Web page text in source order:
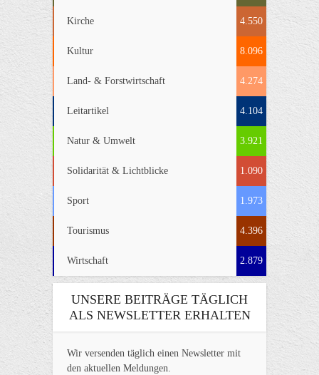
Kirche 4.550
Kultur 8.096
Land- & Forstwirtschaft 4.274
Leitartikel 4.104
Natur & Umwelt 3.921
Solidarität & Lichtblicke 1.090
Sport 1.973
Tourismus 4.396
Wirtschaft 2.879
UNSERE BEITRÄGE TÄGLICH
ALS NEWSLETTER ERHALTEN
Wir versenden täglich einen Newsletter mit
den aktuellen Meldungen.